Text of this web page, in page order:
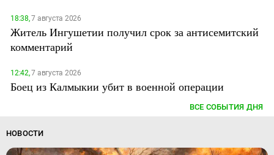
18:38,7 августа 2026
Житель Ингушетии получил срок за антисемитский
комментарий
12:42,7 августа 2026
Боец из Калмыкии убит в военной операции
ВСЕ СОБЫТИЯ ДНЯ
НОВОСТИ